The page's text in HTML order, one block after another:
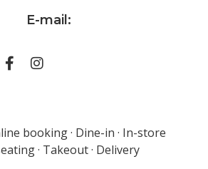
E-mail:
booking · Dine-in · In-store
· Takeout · Delivery